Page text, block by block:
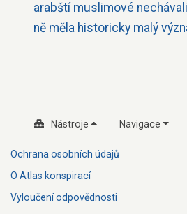
arabští muslimové
ně měla historicky malý
Nástroje Navigace
Ochrana osobních údajů
O Atlas konspirací
Vyloučení odpovědnosti